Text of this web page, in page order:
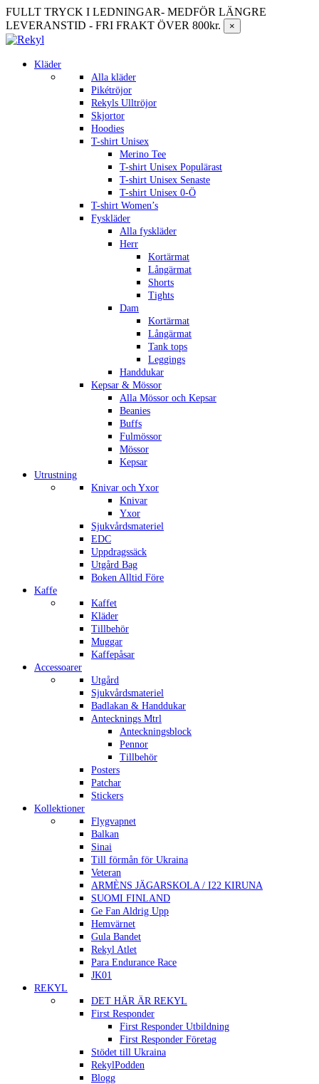
FULLT TRYCK I LEDNINGAR- MEDFÖR LÄNGRE
LEVERANSTID - FRI FRAKT ÖVER 800kr.
×
Kläder
Alla kläder
Pikétröjor
Rekyls Ulltröjor
Skjortor
Hoodies
T-shirt Unisex
Merino Tee
T-shirt Unisex Populärast
T-shirt Unisex Senaste
T-shirt Unisex 0-Ö
T-shirt Women’s
Fyskläder
Alla fyskläder
Herr
Kortärmat
Långärmat
Shorts
Tights
Dam
Kortärmat
Långärmat
Tank tops
Leggings
Handdukar
Kepsar & Mössor
Alla Mössor och Kepsar
Beanies
Buffs
Fulmössor
Mössor
Kepsar
Utrustning
Knivar och Yxor
Knivar
Yxor
Sjukvårdsmateriel
EDC
Uppdragssäck
Utgård Bag
Boken Alltid Före
Kaffe
Kaffet
Kläder
Tillbehör
Muggar
Kaffepåsar
Accessoarer
Utgård
Sjukvårdsmateriel
Badlakan & Handdukar
Antecknings Mtrl
Anteckningsblock
Pennor
Tillbehör
Posters
Patchar
Stickers
Kollektioner
Flygvapnet
Balkan
Sinai
Till förmån för Ukraina
Veteran
ARMÈNS JÄGARSKOLA / I22 KIRUNA
SUOMI FINLAND
Ge Fan Aldrig Upp
Hemvärnet
Gula Bandet
Rekyl Atlet
Para Endurance Race
JK01
REKYL
DET HÄR ÄR REKYL
First Responder
First Responder Utbildning
First Responder Företag
Stödet till Ukraina
RekylPodden
Blogg